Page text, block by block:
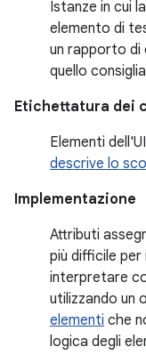
Istanze in cui
elemento di
un rapporto
quello
Etichettatura dei
Elementi
descrive lo
Implementazione
Attributi
più difficile per
interpretare
utilizzando un
elementi che
logica degli